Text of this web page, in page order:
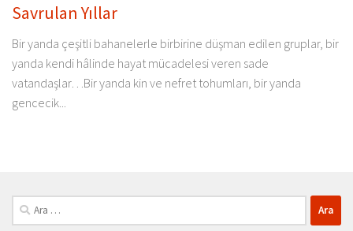
Savrulan Yıllar
Bir yanda çeşitli bahanelerle birbirine düşman edilen gruplar, bir
yanda kendi hâlinde hayat mücadelesi veren sade
vatandaşlar…Bir yanda kin ve nefret tohumları, bir yanda
gencecik...
Arama: